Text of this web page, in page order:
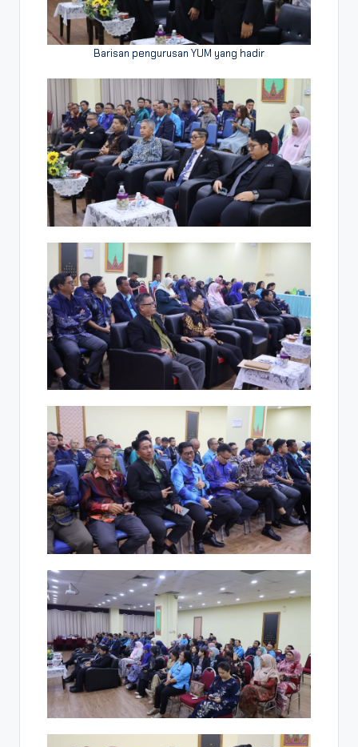
Barisan pengurusan YUM yang hadir